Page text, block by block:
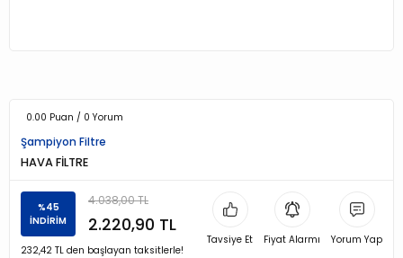
0.00 Puan / 0 Yorum
Şampiyon Filtre
HAVA FİLTRE
%45
İNDİRİM
4.038,00 TL
2.220,90 TL
232,42 TL den başlayan taksitlerle!
Tavsiye Et Fiyat Alarmı Yorum Yap